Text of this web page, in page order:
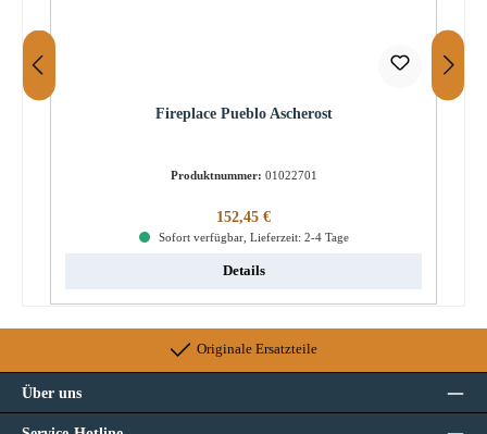
Fireplace Pueblo Ascherost
Produktnummer: 01022701
Regulärer Preis:
152,45 €
Sofort verfügbar, Lieferzeit: 2-4 Tage
Details
Originale Ersatzteile
Über uns